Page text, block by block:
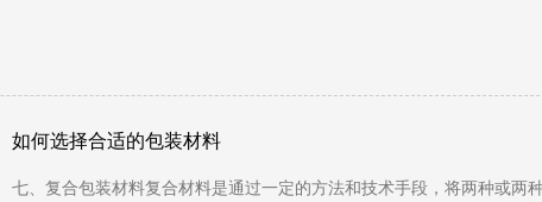
如何选择合适的包装材料
七、复合包装材料复合材料是通过一定的方法和技术手段，将两种或